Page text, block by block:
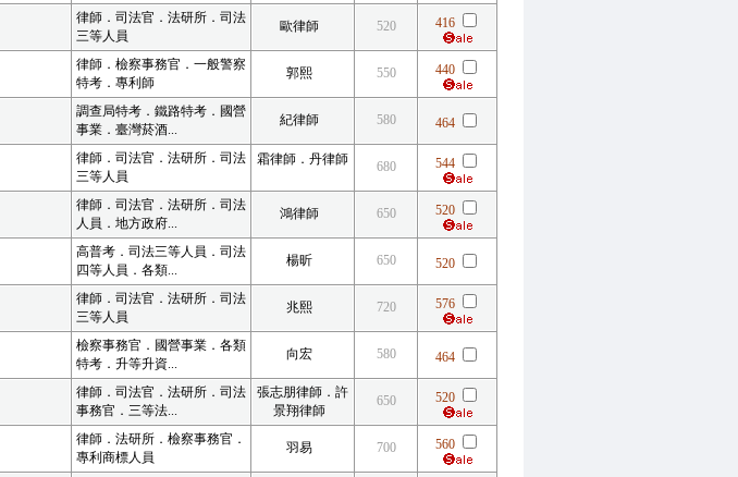
律師．司法官．法研所．司法
三等人員
歐律師 520 416
律師．檢察事務官．一般警察
特考．專利師
郭熙 550 440
調查局特考．鐵路特考．國營
事業．臺灣菸酒...
紀律師 580 464
律師．司法官．法研所．司法
三等人員
霜律師．丹律師 680 544
律師．司法官．法研所．司法
人員．地方政府...
鴻律師 650 520
高普考．司法三等人員．司法
四等人員．各類...
楊昕 650 520
律師．司法官．法研所．司法
三等人員
兆熙 720 576
檢察事務官．國營事業．各類
特考．升等升資...
向宏 580 464
律師．司法官．法研所．司法
事務官．三等法...
張志朋律師．許
景翔律師
650 520
律師．法研所．檢察事務官．
專利商標人員
羽易 700 560